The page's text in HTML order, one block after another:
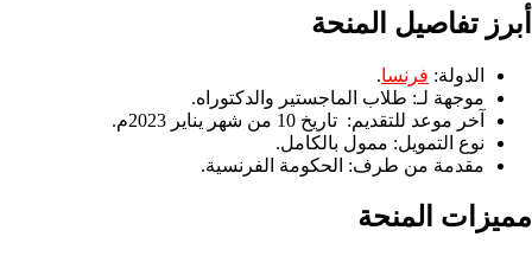
أبرز تفاصيل المنحة
الدولة: فرنسا.
موجهة لـ: طلاب الماجستير والدكتوراه.
آخر موعد للتقديم: تاريخ 10 من شهر يناير 2023م.
نوع التمويل: ممول بالكامل.
مقدمة من طرف: الحكومة الفرنسية.
مميزات المنحة